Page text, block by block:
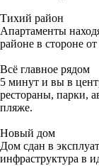
Тихий район
Апартаменты
районе в стороне
Всё главное рядом
5 минут и вы в
рестораны, парки,
пляже.
Новый дом
Дом сдан в
инфраструктура в